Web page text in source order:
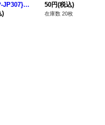
JP307}
》
)
50円(税込)
在庫数 20枚